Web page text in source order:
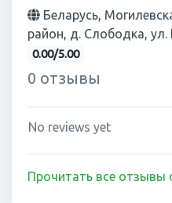
Беларусь,
район, д. Слободка,
0.00/5.00
0 отзывы
No reviews yet
Прочитать все отзывы